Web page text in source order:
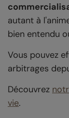
autant à
bien entendu
Vous pouvez
arbitrages
Découvrez
vie.